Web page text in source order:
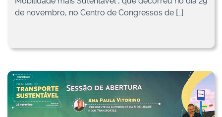
de novembro, no Centro de Congressos de […]